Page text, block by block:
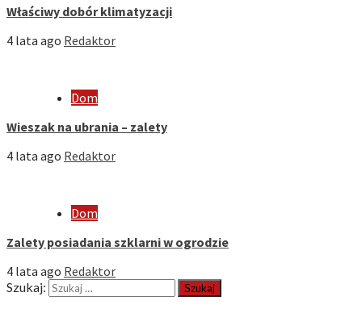
Właściwy dobór klimatyzacji
4 lata ago Redaktor
Dom
Wieszak na ubrania – zalety
4 lata ago Redaktor
Dom
Zalety posiadania szklarni w ogrodzie
4 lata ago Redaktor
Szukaj: